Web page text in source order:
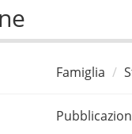
Famiglia